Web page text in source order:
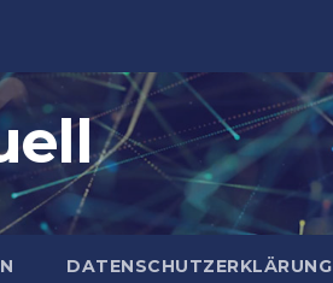
DATENSCHUTZERKLÄRUNG